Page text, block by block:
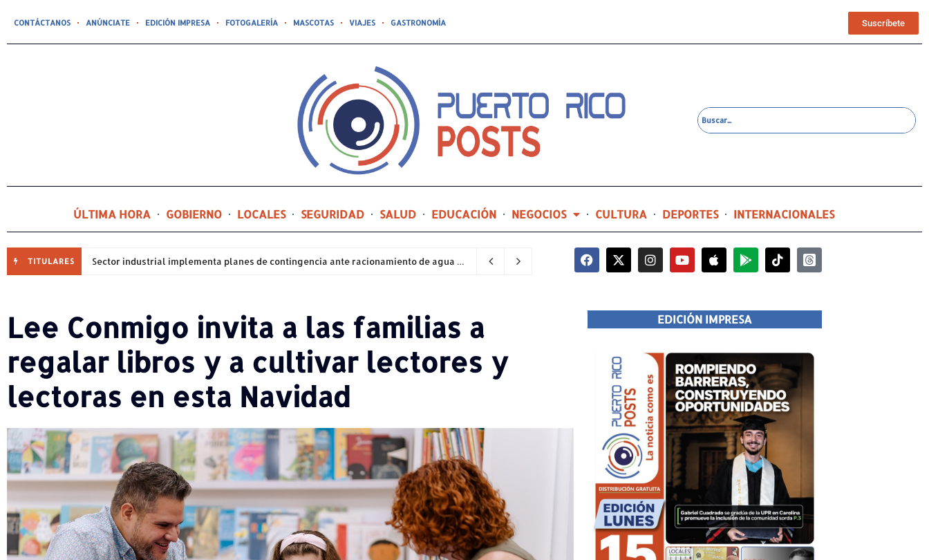
CONTÁCTANOS ANÚNCIATE EDICIÓN IMPRESA FOTOGALERÍA MASCOTAS VIAJES GASTRONOMÍA Suscríbete
ÚLTIMA HORA GOBIERNO LOCALES SEGURIDAD SALUD EDUCACIÓN NEGOCIOS CULTURA DEPORTES INTERNACIONALES
TITULARES Sector industrial implementa planes de contingencia ante racionamiento de agua y hace un llamado a la eficiencia infraestructural 5 horas ago
Lee Conmigo invita a las familias a
regalar libros y a cultivar lectores y
lectoras en esta Navidad
EDICIÓN IMPRESA